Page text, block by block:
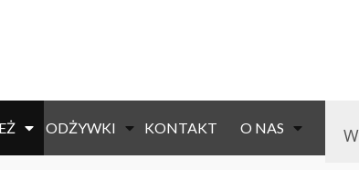
ODŻYWKI KONTAKT O NAS